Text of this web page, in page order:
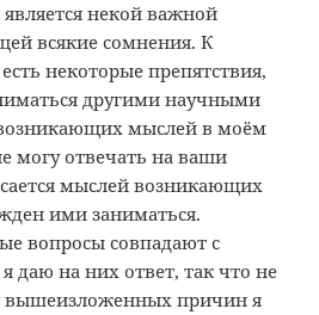
некой важной
всякие сомнения. К
некоторые препятствия,
другими научными
мыслей в моём
могу отвечать на ваши
мыслей возникающих
ими заниматься.
вопросы совпадают с
даю на них ответ, так что не
вышеизложенных причин я